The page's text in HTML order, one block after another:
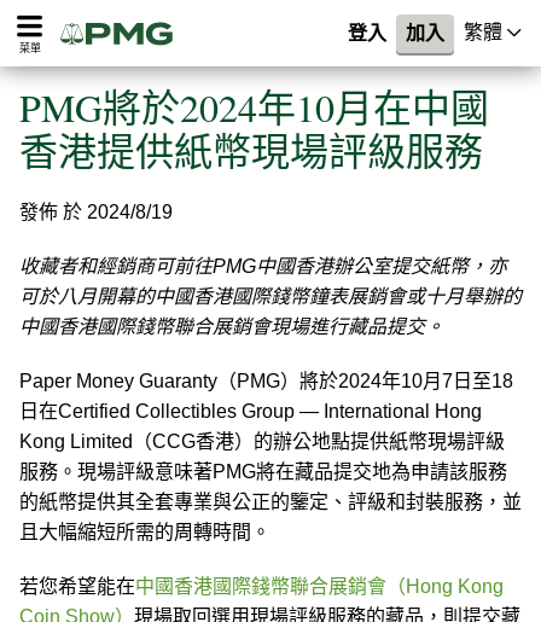
菜單
登入 加入 繁體
PMG將於2024年10月在中國
香港提供紙幣現場評級服務
發佈 於 2024/8/19
收藏者和經銷商可前往PMG中國香港辦公室提交紙幣，亦
可於八月開幕的中國香港國際錢幣鐘表展銷會或十月舉辦的
中國香港國際錢幣聯合展銷會現場進行藏品提交。
Paper Money Guaranty（PMG）將於2024年10月7日至18
日在Certified Collectibles Group — International Hong
Kong Limited（CCG香港）的辦公地點提供紙幣現場評級
服務。現場評級意味著PMG將在藏品提交地為申請該服務
的紙幣提供其全套專業與公正的鑒定、評級和封裝服務，並
且大幅縮短所需的周轉時間。
若您希望能在中國香港國際錢幣聯合展銷會（Hong Kong
Coin Show） 現場取回選用現場評級服務的藏品，則提交藏